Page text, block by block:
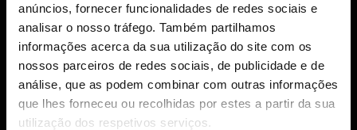
anúncios, fornecer funcionalidades de redes sociais e
analisar o nosso tráfego. Também partilhamos
informações acerca da sua utilização do site com os
nossos parceiros de redes sociais, de publicidade e de
análise, que as podem combinar com outras informações
que lhes forneceu ou recolhidas por estes a partir da sua
utilização dos respetivos serviços.
Compras